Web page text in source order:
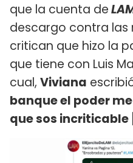
que la cuenta de
descargo contra las
critican que hizo la
que tiene con Luis
cual, Viviana
banque el poder
que sos incriticable